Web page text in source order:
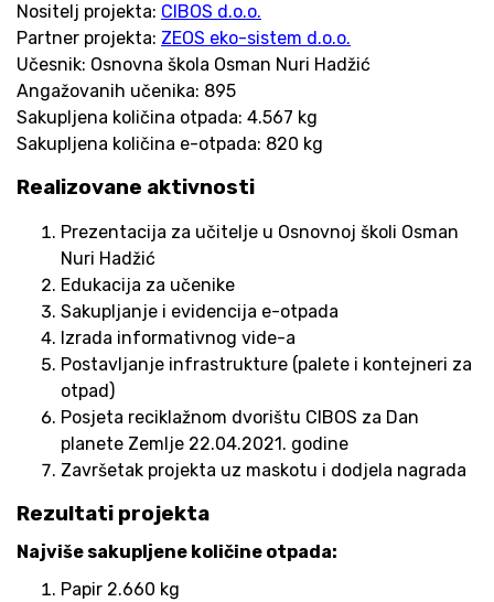
Nositelj projekta: CIBOS d.o.o.
Partner projekta: ZEOS eko-sistem d.o.o.
Učesnik: Osnovna škola Osman Nuri Hadžić
Angažovanih učenika: 895
Sakupljena količina otpada: 4.567 kg
Sakupljena količina e-otpada: 820 kg
Realizovane aktivnosti
Prezentacija za učitelje u Osnovnoj školi Osman
Nuri Hadžić
Edukacija za učenike
Sakupljanje i evidencija e-otpada
Izrada informativnog vide-a
Postavljanje infrastrukture (palete i kontejneri za
otpad)
Posjeta reciklažnom dvorištu CIBOS za Dan
planete Zemlje 22.04.2021. godine
Završetak projekta uz maskotu i dodjela nagrada
Rezultati projekta
Najviše sakupljene količine otpada:
Papir 2.660 kg